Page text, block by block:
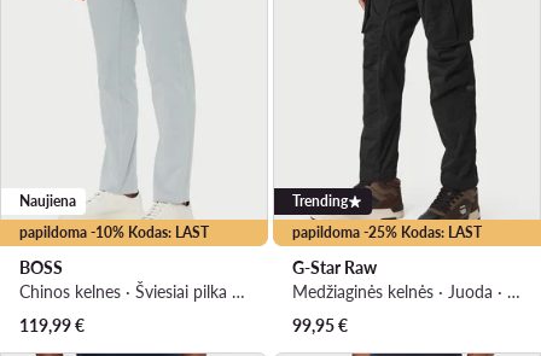
papildoma -10% Kodas: LAST
Naujiena
BOSS
Chinos kelnes · Šviesiai pilka · Regular Fit
119,99€
papildoma -25% Kodas: LAST
Trending
G-Star Raw
Medžiaginės kelnės · Juoda · Slim Fit
99,95€